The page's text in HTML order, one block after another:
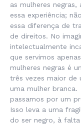
as mulheres
essa experiência;
essa diferença de
de direitos. No
intelectualmente
que servimos
mulheres negras é
três vezes maior de
uma mulher
passamos por um
Isso leva a uma
do ser negro, à